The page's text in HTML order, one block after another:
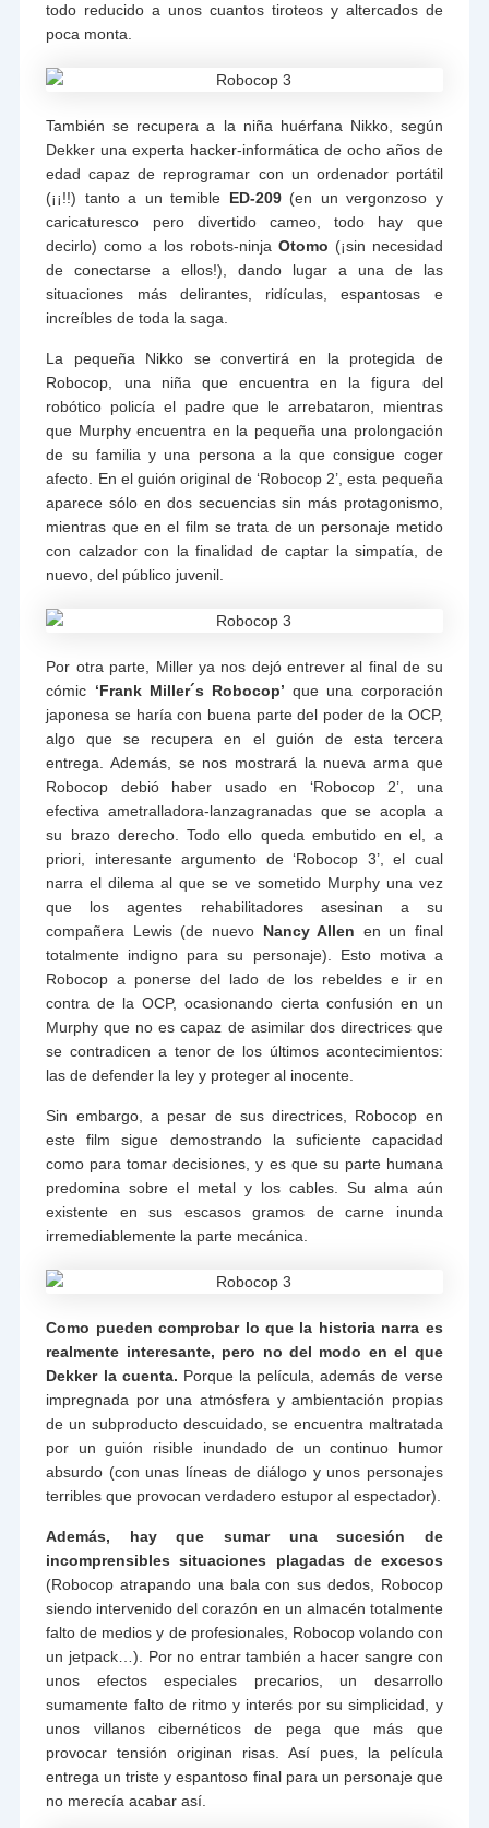
todo reducido a unos cuantos tiroteos y altercados de
poca monta.
También se recupera a la niña huérfana Nikko, según
Dekker una experta hacker-informática de ocho años de
edad capaz de reprogramar con un ordenador portátil
(¡¡!!) tanto a un temible ED-209(en un vergonzoso y
caricaturesco pero divertido cameo, todo hay que
decirlo) como a los robots-ninja Otomo (¡sin necesidad
de conectarse a ellos!), dando lugar a una de las
situaciones más delirantes, ridículas, espantosas e
increíbles de toda la saga.
La pequeña Nikko se convertirá en la protegida de
Robocop, una niña que encuentra en la figura del
robótico policía el padre que le arrebataron, mientras
que Murphy encuentra en la pequeña una prolongación
de su familia y una persona a la que consigue coger
afecto. En el guión original de ‘Robocop 2’, esta pequeña
aparece sólo en dos secuencias sin más protagonismo,
mientras que en el film se trata de un personaje metido
con calzador con la finalidad de captar la simpatía, de
nuevo, del público juvenil.
Por otra parte, Miller ya nos dejó entrever al final de su
cómic ‘Frank Miller´s Robocop’ que una corporación
japonesa se haría con buena parte del poder de la OCP,
algo que se recupera en el guión de esta tercera
entrega. Además, se nos mostrará la nueva arma que
Robocop debió haber usado en ‘Robocop 2’, una
efectiva ametralladora-lanzagranadas que se acopla a
su brazo derecho. Todo ello queda embutido en el, a
priori, interesante argumento de ‘Robocop 3’, el cual
narra el dilema al que se ve sometido Murphy una vez
que los agentes rehabilitadores asesinan a su
compañera Lewis (de nuevo Nancy Allen en un final
totalmente indigno para su personaje). Esto motiva a
Robocop a ponerse del lado de los rebeldes e ir en
contra de la OCP, ocasionando cierta confusión en un
Murphy que no es capaz de asimilar dos directrices que
se contradicen a tenor de los últimos acontecimientos:
las de defender la ley y proteger al inocente.
Sin embargo, a pesar de sus directrices, Robocop en
este film sigue demostrando la suficiente capacidad
como para tomar decisiones, y es que su parte humana
predomina sobre el metal y los cables. Su alma aún
existente en sus escasos gramos de carne inunda
irremediablemente la parte mecánica.
Como pueden comprobar lo que la historia narra es
realmente interesante, pero no del modo en el que
Dekker la cuenta. Porque la película, además de verse
impregnada por una atmósfera y ambientación propias
de un subproducto descuidado, se encuentra maltratada
por un guión risible inundado de un continuo humor
absurdo (con unas líneas de diálogo y unos personajes
terribles que provocan verdadero estupor al espectador).
Además, hay que sumar una sucesión de
incomprensibles situaciones plagadas de excesos
(Robocop atrapando una bala con sus dedos, Robocop
siendo intervenido del corazón en un almacén totalmente
falto de medios y de profesionales, Robocop volando con
un jetpack…). Por no entrar también a hacer sangre con
unos efectos especiales precarios, un desarrollo
sumamente falto de ritmo y interés por su simplicidad, y
unos villanos cibernéticos de pega que más que
provocar tensión originan risas. Así pues, la película
entrega un triste y espantoso final para un personaje que
no merecía acabar así.